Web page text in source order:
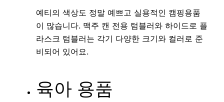
예티의 색상도 정말 예쁘고 실용적인 캠핑용품
이 많습니다. 맥주 캔 전용 텀블러와 하이드로 플
라스크 텀블러는 각기 다양한 크기와 컬러로 준
비되어 있어요.
육아 용품